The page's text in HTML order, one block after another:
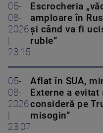
05-
08-
2026
23:15
Escrocheria
amploare în
și când va fi
ruble”
05-
08-
2026
23:07
Aflat în SUA,
Externe a
consideră pe
misogin”